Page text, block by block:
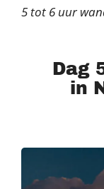
5 tot 6 uur
Dag
in